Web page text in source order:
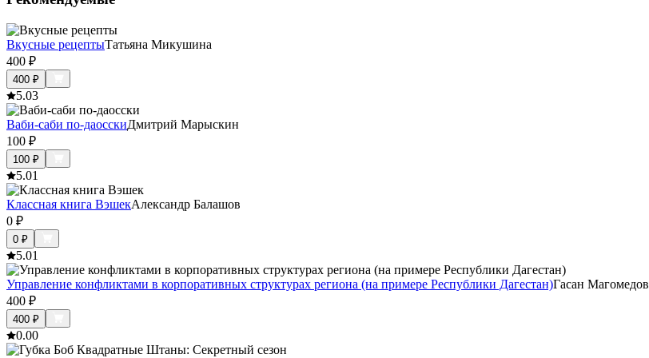
Вкусные рецептыТатьяна Микушина
400 ₽
400 ₽
5.03
Ваби-саби по-даосскиДмитрий Марыскин
100 ₽
100 ₽
5.01
Классная книга ВэшекАлександр Балашов
0 ₽
0 ₽
5.01
Управление конфликтами в корпоративных структурах региона (на примере Республики Дагестан)Гасан Магомедов
400 ₽
400 ₽
0.00